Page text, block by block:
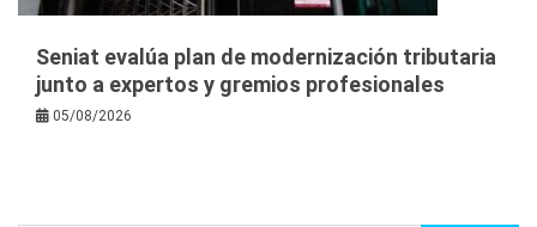
Seniat evalúa plan de modernización tributaria
junto a expertos y gremios profesionales
05/08/2026